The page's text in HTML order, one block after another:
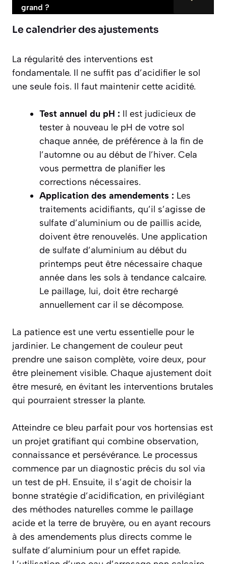
grand ?
Le calendrier des ajustements
La régularité des interventions est
fondamentale. Il ne suffit pas d’acidifier le sol
une seule fois. Il faut maintenir cette acidité.
Test annuel du pH : Il est judicieux de
tester à nouveau le pH de votre sol
chaque année, de préférence à la fin de
l’automne ou au début de l’hiver. Cela
vous permettra de planifier les
corrections nécessaires.
Application des amendements : Les
traitements acidifiants, qu’il s’agisse de
sulfate d’aluminium ou de paillis acide,
doivent être renouvelés. Une application
de sulfate d’aluminium au début du
printemps peut être nécessaire chaque
année dans les sols à tendance calcaire.
Le paillage, lui, doit être rechargé
annuellement car il se décompose.
La patience est une vertu essentielle pour le
jardinier. Le changement de couleur peut
prendre une saison complète, voire deux, pour
être pleinement visible. Chaque ajustement doit
être mesuré, en évitant les interventions brutales
qui pourraient stresser la plante.
Atteindre ce bleu parfait pour vos hortensias est
un projet gratifiant qui combine observation,
connaissance et persévérance. Le processus
commence par un diagnostic précis du sol via
un test de pH. Ensuite, il s’agit de choisir la
bonne stratégie d’acidification, en privilégiant
des méthodes naturelles comme le paillage
acide et la terre de bruyère, ou en ayant recours
à des amendements plus directs comme le
sulfate d’aluminium pour un effet rapide.